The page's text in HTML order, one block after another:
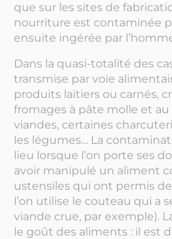
que sur les sites de
nourriture est contaminée
ensuite ingérée par
Dans la quasi-totalité des
transmise par voie
produits laitiers ou carnés,
fromages à pâte molle et au
viandes, certaines
les légumes… La
lieu lorsque l’on porte ses
avoir manipulé un aliment
ustensiles qui ont permis
l’on utilise le couteau qui a
viande crue, par exemple).
le goût des aliments : il est